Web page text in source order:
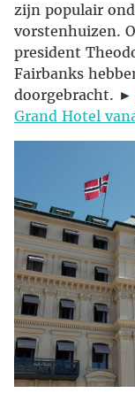
zijn populair
vorstenhuizen.
president
Fairbanks
doorgebracht. ►
Grand Hotel